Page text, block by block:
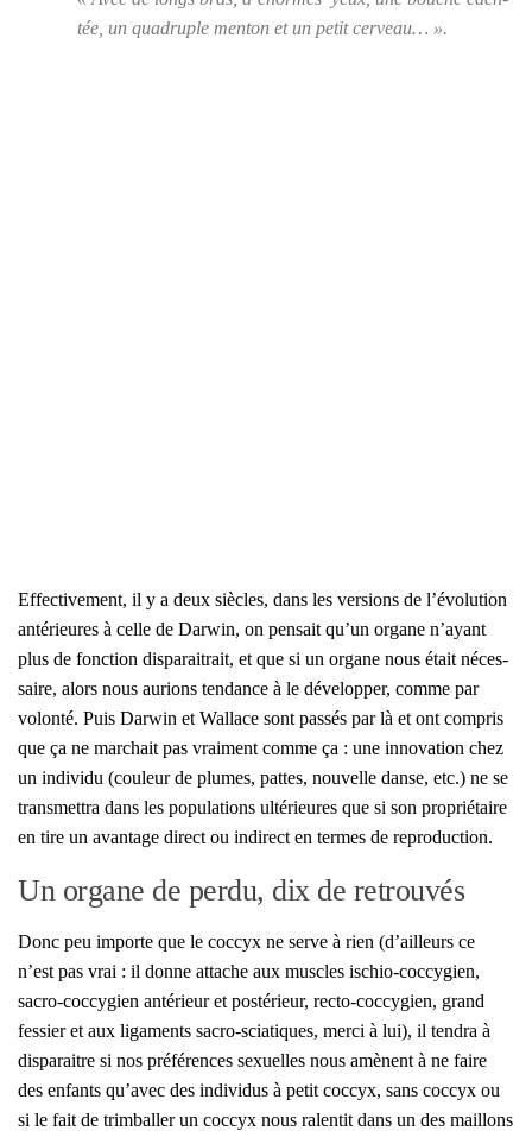
tée, un qua­druple men­ton et un petit cer­veau… ».
Effec­ti­ve­ment, il y a deux siècles, dans les ver­sions de l’évolution
anté­rieures à celle de Dar­win, on pen­sait qu’un organe n’ayant
plus de fonc­tion dis­pa­rai­trait, et que si un organe nous était néces­
saire, alors nous aurions ten­dance à le déve­lop­per, comme par
volon­té. Puis Dar­win et Wal­lace sont pas­sés par là et ont com­pris
que ça ne mar­chait pas vrai­ment comme ça : une inno­va­tion chez
un indi­vi­du (cou­leur de plumes, pattes, nou­velle danse, etc.) ne se
trans­met­tra dans les popu­la­tions ulté­rieures que si son pro­prié­taire
en tire un avan­tage direct ou indi­rect en termes de repro­duc­tion.
Un organe de perdu, dix de retrouvés
Donc peu importe que le coc­cyx ne serve à rien (d’ailleurs ce
n’est pas vrai : il donne attache aux muscles ischio-coc­cy­gien,
sacro-coc­cy­gien anté­rieur et pos­té­rieur, rec­to-coc­cy­gien, grand
fes­sier et aux liga­ments sacro-scia­tiques, mer­ci à lui), il ten­dra à
dis­pa­raitre si nos pré­fé­rences sexuelles nous amènent à ne faire
des enfants qu’avec des indi­vi­dus à petit coc­cyx, sans coc­cyx ou
si le fait de trim­bal­ler un coc­cyx nous ralen­tit dans un des maillons